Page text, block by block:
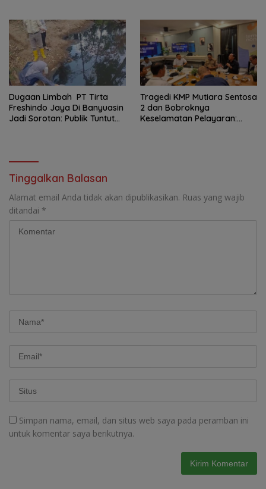
Dugaan Limbah PT Tirta
Freshindo Jaya Di Banyuasin
Jadi Sorotan: Publik Tuntut
Tragedi KMP Mutiara Sentosa
2 dan Bobroknya
Keselamatan Pelayaran:
Tinggalkan Balasan
Alamat email Anda tidak akan dipublikasikan. Ruas yang wajib
ditandai *
Simpan nama, email, dan situs web saya pada peramban ini
untuk komentar saya berikutnya.